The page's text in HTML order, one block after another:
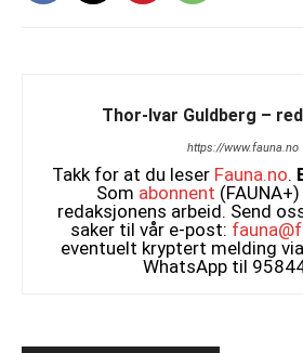
Thor-Ivar Guldberg –
https://www.fauna.no
Takk for at du leser Fauna.no.
Som abonnent
redaksjonens arbeid. Send
saker til vår e-post:
eventuelt kryptert melding
WhatsApp til